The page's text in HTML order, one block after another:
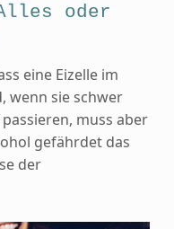
oder
eine Eizelle im
wenn sie schwer
muss aber
gefährdet das
der